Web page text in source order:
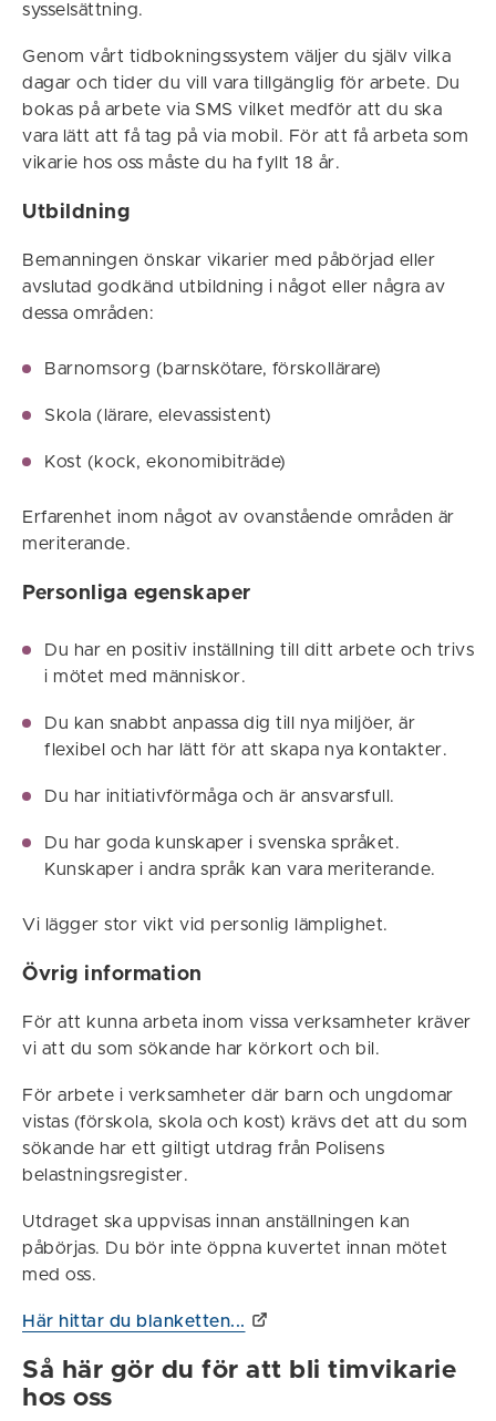
sysselsättning.
Genom vårt tidbokningssystem väljer du själv vilka
dagar och tider du vill vara tillgänglig för arbete. Du
bokas på arbete via SMS vilket medför att du ska
vara lätt att få tag på via mobil. För att få arbeta som
vikarie hos oss måste du ha fyllt 18 år.
Utbildning
Bemanningen önskar vikarier med påbörjad eller
avslutad godkänd utbildning i något eller några av
dessa områden:
Barnomsorg (barnskötare, förskollärare)
Skola (lärare, elevassistent)
Kost (kock, ekonomibiträde)
Erfarenhet inom något av ovanstående områden är
meriterande.
Personliga egenskaper
Du har en positiv inställning till ditt arbete och trivs
i mötet med människor.
Du kan snabbt anpassa dig till nya miljöer, är
flexibel och har lätt för att skapa nya kontakter.
Du har initiativförmåga och är ansvarsfull.
Du har goda kunskaper i svenska språket.
Kunskaper i andra språk kan vara meriterande.
Vi lägger stor vikt vid personlig lämplighet.
Övrig information
För att kunna arbeta inom vissa verksamheter kräver
vi att du som sökande har körkort och bil.
För arbete i verksamheter där barn och ungdomar
vistas (förskola, skola och kost) krävs det att du som
sökande har ett giltigt utdrag från Polisens
belastningsregister.
Utdraget ska uppvisas innan anställningen kan
påbörjas. Du bör inte öppna kuvertet innan mötet
med oss.
Här hittar du blanketten...
Så här gör du för att bli timvikarie
hos oss